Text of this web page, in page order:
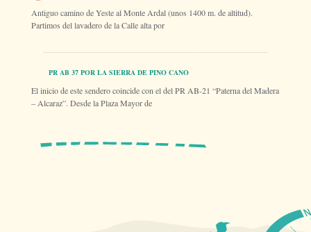
Antiguo camino de Yeste al Monte Ardal (unos 1400 m. de altitud).
Partimos del lavadero de la Calle alta por
PR AB 37 POR LA SIERRA DE PINO CANO
El inicio de este sendero coincide con el del PR AB-21 “Paterna del Madera
– Alcaraz”. Desde la Plaza Mayor de